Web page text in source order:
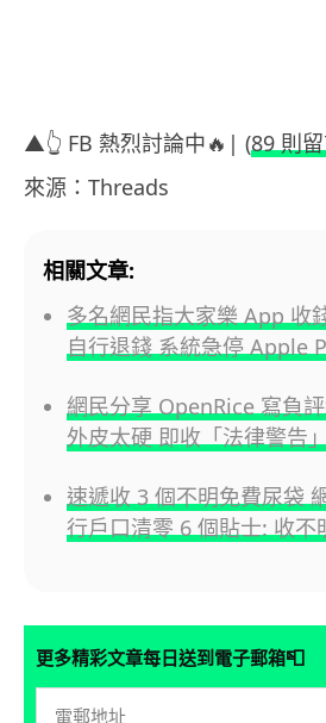
▲👆 FB 熱烈討論中🔥| (89 則
來源：Threads
相關文章:
多名網民指大家樂 App 收
自行退錢 系統急停 Apple
網民分享 OpenRice 寫負
外皮太硬 即收「法律警告
速遞收 3 個不明免費尿袋
行戶口清零 6 個貼士: 收不
更多精彩文章每日送到電子郵箱📮